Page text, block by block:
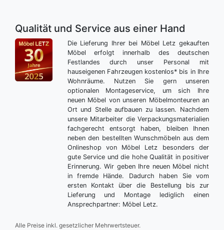
Qualität und Service aus einer Hand
Die Lieferung Ihrer bei Möbel Letz gekauften
Möbel erfolgt innerhalb des deutschen
Festlandes durch unser Personal mit
hauseigenen Fahrzeugen kostenlos* bis in Ihre
Wohnräume. Nutzen Sie gern unseren
optionalen Montageservice, um sich Ihre
neuen Möbel von unseren Möbelmonteuren an
Ort und Stelle aufbauen zu lassen. Nachdem
unsere Mitarbeiter die Verpackungsmaterialien
fachgerecht entsorgt haben, bleiben Ihnen
neben den bestellten Wunschmöbeln aus dem
Onlineshop von Möbel Letz besonders der
gute Service und die hohe Qualität in positiver
Erinnerung. Wir geben Ihre neuen Möbel nicht
in fremde Hände. Dadurch haben Sie vom
ersten Kontakt über die Bestellung bis zur
Lieferung und Montage lediglich einen
Ansprechpartner: Möbel Letz.
Alle Preise inkl. gesetzlicher Mehrwertsteuer.